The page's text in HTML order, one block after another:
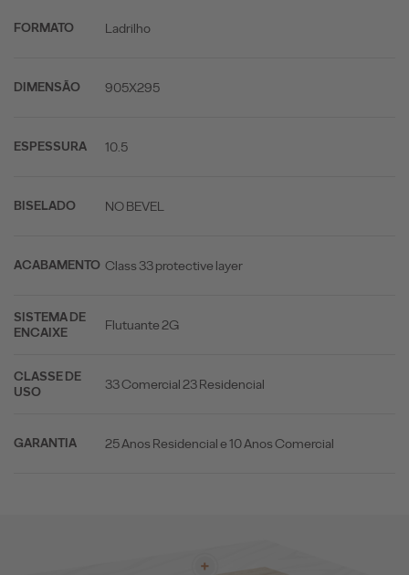
FORMATO Ladrilho
DIMENSÃO 905X295
ESPESSURA 10.5
BISELADO NO BEVEL
ACABAMENTO Class 33 protective layer
SISTEMA DE
ENCAIXE
Flutuante 2G
CLASSE DE
USO
33 Comercial 23 Residencial
GARANTIA 25 Anos Residencial e 10 Anos Comercial